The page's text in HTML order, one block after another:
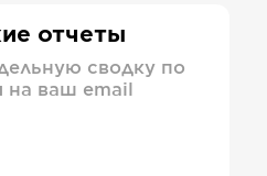
отчеты
сводку по
на ваш email